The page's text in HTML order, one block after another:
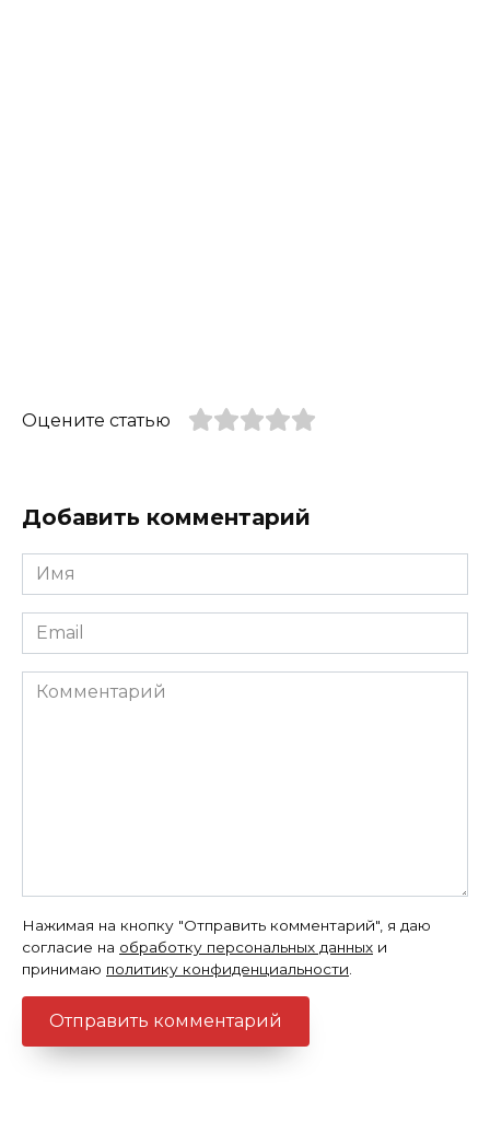
Оцените статью
Добавить комментарий
Имя
*
Email
*
Комментарий
Нажимая на кнопку "Отправить комментарий", я даю
согласие на обработку персональных данных и
принимаю политику конфиденциальности.